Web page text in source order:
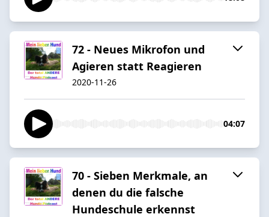
72 - Neues Mikrofon und
Agieren statt Reagieren
2020-11-26
04:07
70 - Sieben Merkmale, an
denen du die falsche
Hundeschule erkennst